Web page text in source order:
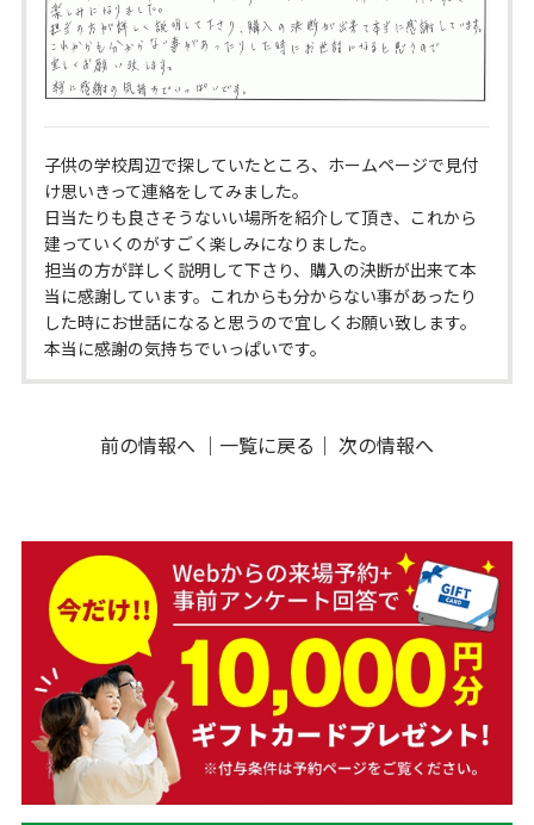
子供の学校周辺で探していたところ、ホームページで見付
け思いきって連絡をしてみました。
日当たりも良さそうないい場所を紹介して頂き、これから
建っていくのがすごく楽しみになりました。
担当の方が詳しく説明して下さり、購入の決断が出来て本
当に感謝しています。これからも分からない事があったり
した時にお世話になると思うので宜しくお願い致します。
本当に感謝の気持ちでいっぱいです。
前の情報へ ｜ 一覧に戻る ｜ 次の情報へ